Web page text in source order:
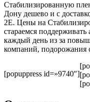
Стабилизированную
Дону дешево и с
2Е. Цены на
стараемся
каждый день из за
компаний, подорожания
[popuppress id=»9740″]